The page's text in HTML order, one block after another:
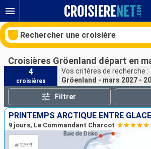
Rechercher une croisière
Nos destinations
Mois de départ
Ports
Croisières Gröenland départ en
4
croisières
Vos critères de recherche :
Gröenland - mars 2027 -
Filtrer
9 jours, Le Commandant Charcot